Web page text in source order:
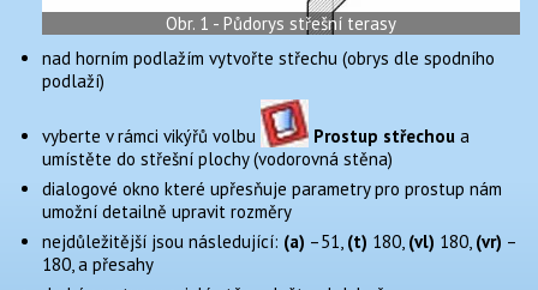
nad horním podlažím vytvořte střechu (obrys dle spodního
podlaží)
vyberte v rámci vikýřů volbu Prostup střechoua
umístěte do střešní plochy (vodorovná stěna)
dialogové okno které upřesňuje parametry pro prostup nám
umožní detailně upravit rozměry
nejdůležitější jsou následující: (a) –51, (t) 180, (vl) 180, (vr) –
180, a přesahy